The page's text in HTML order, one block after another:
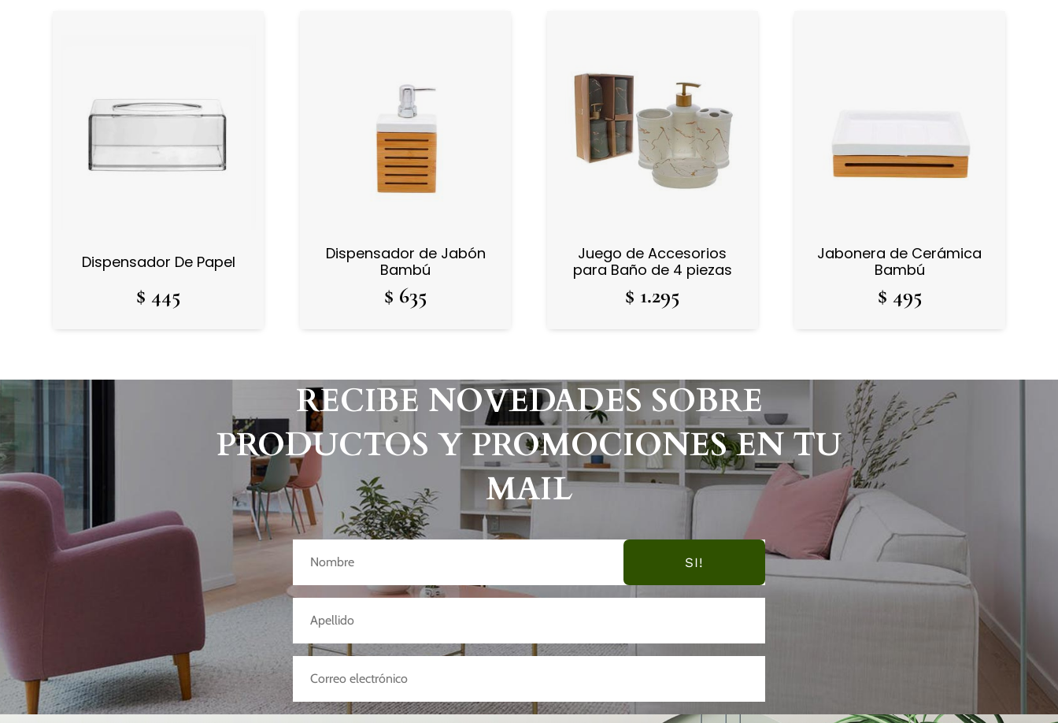
Dispensador De Papel
$ 445
Dispensador de Jabón
Bambú
$ 635
Juego de Accesorios
para Baño de 4 piezas
$ 1.295
Jabonera de Cerámica
Bambú
$ 495
RECIBE NOVEDADES SOBRE
PRODUCTOS Y PROMOCIONES EN TU
MAIL
SI!